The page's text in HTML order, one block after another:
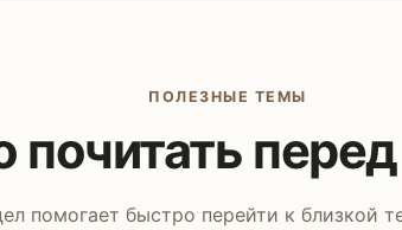
ПОЛЕЗНЫЕ ТЕМЫ
помогает быстро перейти к близкой